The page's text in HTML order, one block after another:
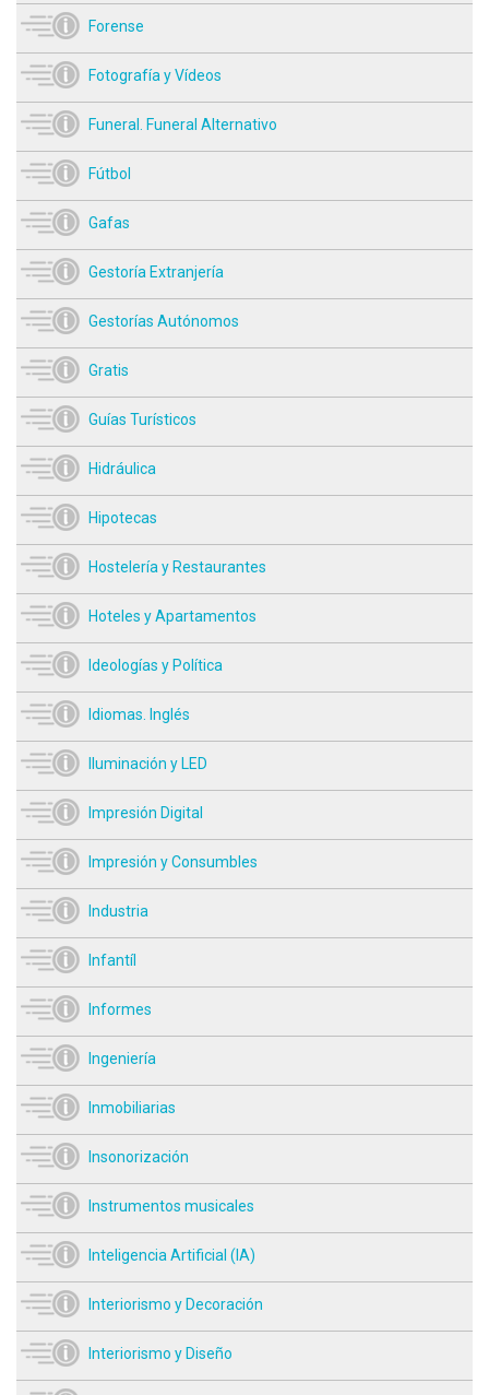
Forense
Fotografía y Vídeos
Funeral. Funeral Alternativo
Fútbol
Gafas
Gestoría Extranjería
Gestorías Autónomos
Gratis
Guías Turísticos
Hidráulica
Hipotecas
Hostelería y Restaurantes
Hoteles y Apartamentos
Ideologías y Política
Idiomas. Inglés
Iluminación y LED
Impresión Digital
Impresión y Consumbles
Industria
Infantíl
Informes
Ingeniería
Inmobiliarias
Insonorización
Instrumentos musicales
Inteligencia Artificial (IA)
Interiorismo y Decoración
Interiorismo y Diseño